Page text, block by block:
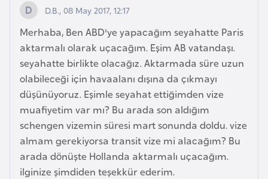
D.B., 08 May 2017, 12:17
Merhaba, Ben ABD'ye yapacağım seyahatte Paris
aktarmalı olarak uçacağım. Eşim AB vatandaşı.
seyahatte birlikte olacağız. Aktarmada süre uzun
olabileceği için havaalanı dışına da çıkmayı
düşünüyoruz. Eşimle seyahat ettiğimden vize
muafiyetim var mı? Bu arada son aldığım
schengen vizemin süresi mart sonunda doldu. vize
almam gerekiyorsa transit vize mi alacağım? Bu
arada dönüşte Hollanda aktarmalı uçacağım.
ilginize şimdiden teşekkür ederim.
a
İ
r
l
a
n
d
a